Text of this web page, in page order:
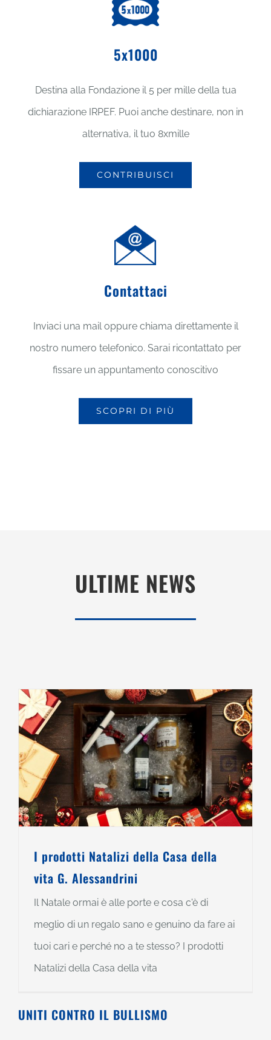
5x1000
Destina alla Fondazione il 5 per mille della tua
dichiarazione IRPEF. Puoi anche destinare, non in
alternativa, il tuo 8xmille
CONTRIBUISCI
Contattaci
Inviaci una mail oppure chiama direttamente il
nostro numero telefonico. Sarai ricontattato per
fissare un appuntamento conoscitivo
SCOPRI DI PIÙ
ULTIME NEWS
I prodotti Natalizi della Casa della
vita G. Alessandrini
Il Natale ormai è alle porte e cosa c'è di
meglio di un regalo sano e genuino da fare ai
tuoi cari e perché no a te stesso? I prodotti
Natalizi della Casa della vita
UNITI CONTRO IL BULLISMO